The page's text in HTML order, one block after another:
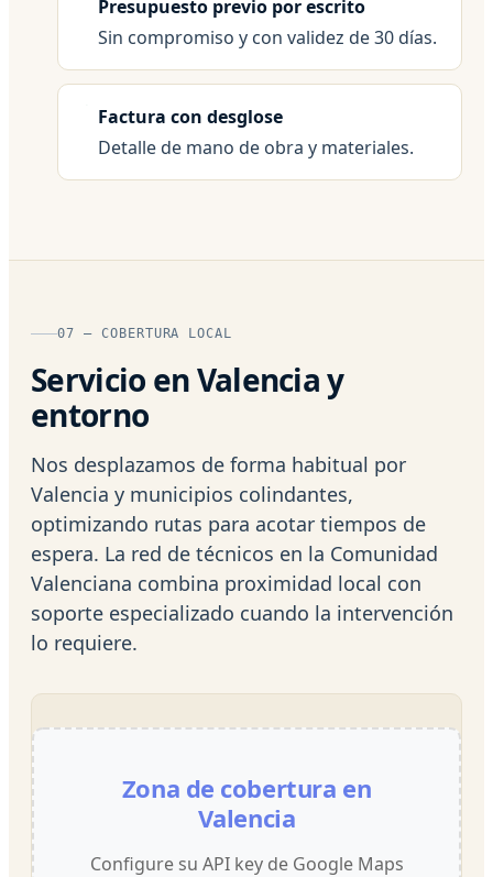
Presupuesto previo por escrito
Sin compromiso y con validez de 30 días.
Factura con desglose
Detalle de mano de obra y materiales.
07 — COBERTURA LOCAL
Servicio en Valencia y
entorno
Nos desplazamos de forma habitual por
Valencia y municipios colindantes,
optimizando rutas para acotar tiempos de
espera. La red de técnicos en la Comunidad
Valenciana combina proximidad local con
soporte especializado cuando la intervención
lo requiere.
Zona de cobertura en
Valencia
Configure su API key de Google Maps